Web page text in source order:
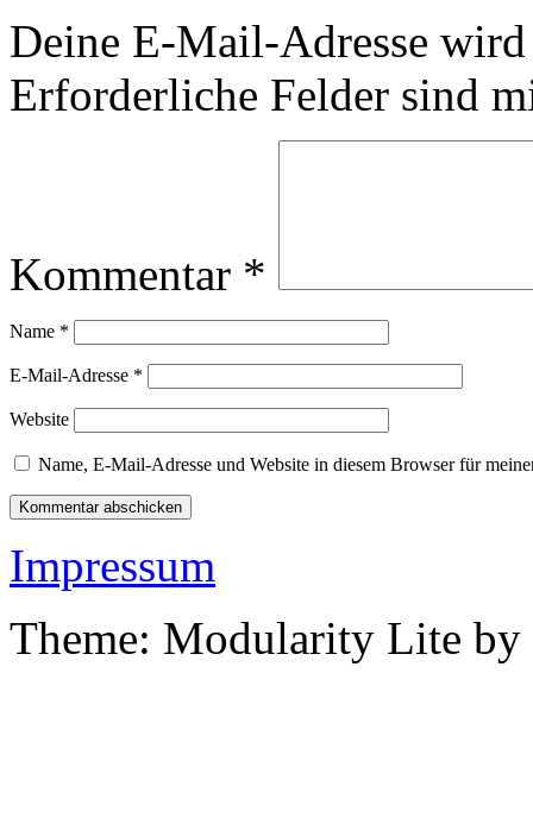
Deine E-Mail-Adresse
Erforderliche Felder sind
Kommentar *
Name *
E-Mail-Adresse *
Website
Name, E-Mail-Adresse und Website in diesem Browser für
Impressum
Theme: Modularity Lite by